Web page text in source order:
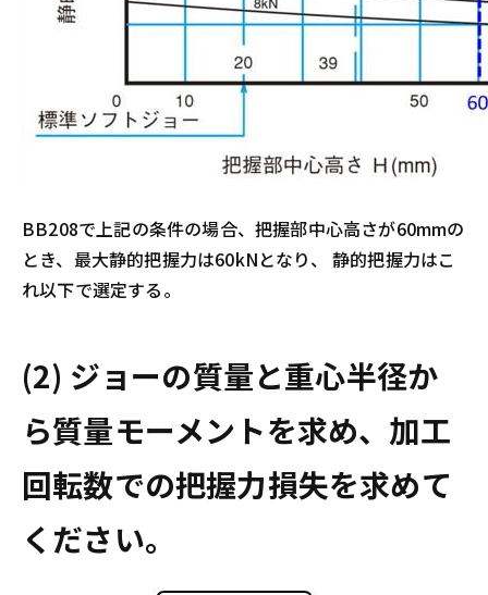
BB208で上記の条件の場合、把握部中心高さが60mmの
とき、最大静的把握力は60kNとなり、 静的把握力はこ
れ以下で選定する。
(2) ジョーの質量と重心半径か
ら質量モーメントを求め、加工
回転数での把握力損失を求めて
ください。